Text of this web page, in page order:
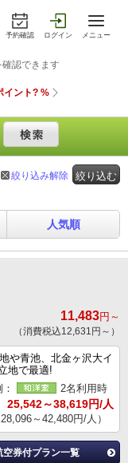
予約確認 ログイン メニュー
絞り込む
絞り込み解除
人気順
11,483円～
（消費税込12,631円～）
や青池、北金ヶ沢大イ
地で最適!
2名利用時
25,542～38,619円/人
～42,480円/人）
空券付プラン一覧